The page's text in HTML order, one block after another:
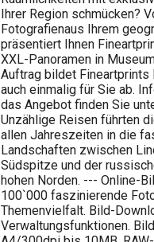
Ihrer Region schmücken?
Fotografienaus Ihrem
präsentiert Ihnen
XXL-Panoramen in
Auftrag bildet
auch einmalig für Sie ab.
das Angebot finden Sie
Unzählige Reisen führten
allen Jahreszeiten in die
Landschaften zwischen
Südspitze und der
hohen Norden. --- Online-
100`000 faszinierende
Themenvielfalt. Bild-
Verwaltungsfunktionen.